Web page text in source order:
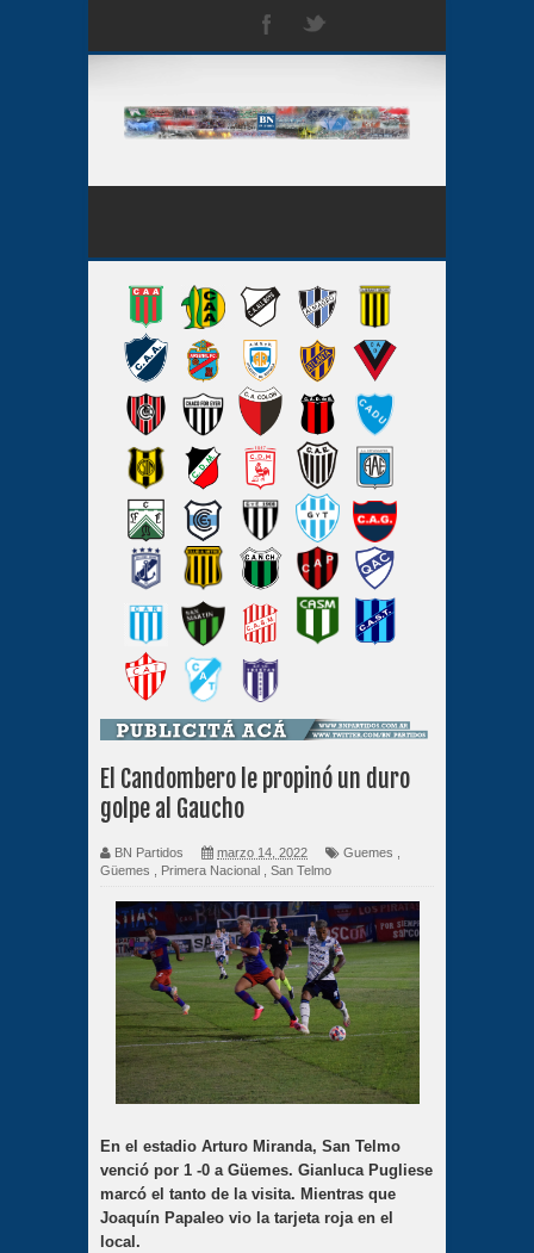
El Candombero le propinó un duro
golpe al Gaucho
BN Partidos marzo 14, 2022 Guemes
Güemes
Primera Nacional San Telmo
En el estadio Arturo Miranda, San Telmo
venció por 1 -0 a Güemes. Gianluca Pugliese
marcó el tanto de la visita. Mientras que
Joaquín Papaleo vio la tarjeta roja en el
local.